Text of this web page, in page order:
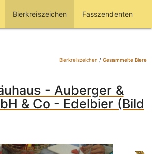
Bierkreiszeichen Fasszendenten
Bierkreiszeichen / Gesammelte Biere
- Auberger &
& Co - Edelbier (Bild